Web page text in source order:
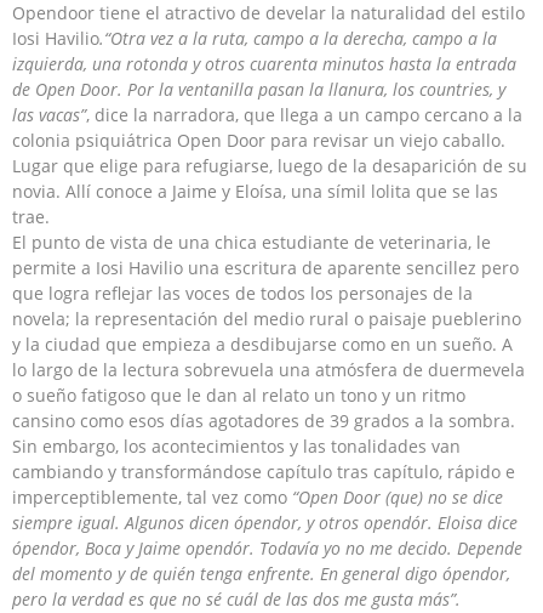
Opendoor tiene el atractivo de develar la naturalidad del estilo
Iosi Havilio.“Otra vez a la ruta, campo a la derecha, campo a la
izquierda, una rotonda y otros cuarenta minutos hasta la entrada
de Open Door. Por la ventanilla pasan la llanura, los countries, y
las vacas”, dice la narradora, que llega a un campo cercano a la
colonia psiquiátrica Open Door para revisar un viejo caballo.
Lugar que elige para refugiarse, luego de la desaparición de su
novia. Allí conoce a Jaime y Eloísa, una símil lolita que se las
trae.
El punto de vista de una chica estudiante de veterinaria, le
permite a Iosi Havilio una escritura de aparente sencillez pero
que logra reflejar las voces de todos los personajes de la
novela; la representación del medio rural o paisaje pueblerino
y la ciudad que empieza a desdibujarse como en un sueño. A
lo largo de la lectura sobrevuela una atmósfera de duermevela
o sueño fatigoso que le dan al relato un tono y un ritmo
cansino como esos días agotadores de 39 grados a la sombra.
Sin embargo, los acontecimientos y las tonalidades van
cambiando y transformándose capítulo tras capítulo, rápido e
imperceptiblemente, tal vez como “Open Door (que) no se dice
siempre igual. Algunos dicen ópendor, y otros opendór. Eloisa dice
ópendor, Boca y Jaime opendór. Todavía yo no me decido. Depende
del momento y de quién tenga enfrente. En general digo ópendor,
pero la verdad es que no sé cuál de las dos me gusta más”.